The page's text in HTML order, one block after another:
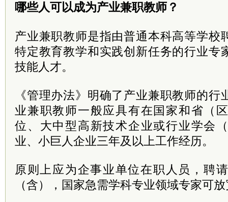
哪些人可以成为产业兼职教师？
产业兼职教师是指由普通本科高等学校
特定教育教学和实践创新任务的行业专
技能人才。
《管理办法》明确了产业兼职教师的
业兼职教师一般应具有在国家和省（
位、大中型高新技术企业或行业学会
业、小巨人企业三年及以上工作经历。
原则上应为企事业单位在职人员，聘
（含），国家急需学科专业领域专家可